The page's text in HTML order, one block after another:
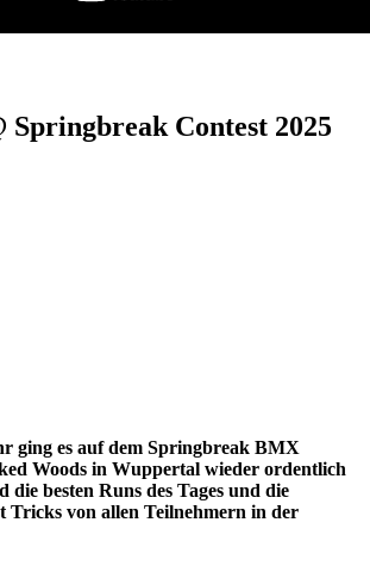
Springbreak Contest 2025
ging es auf dem Springbreak BMX
Woods in Wuppertal wieder ordentlich
die besten Runs des Tages und die
Tricks von allen Teilnehmern in der